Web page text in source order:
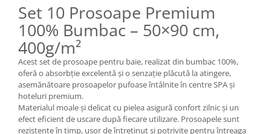
Set 10 Prosoape Premium
100% Bumbac – 50×90 cm,
400g/m²
Acest set de prosoape pentru baie, realizat din bumbac 100%,
oferă o absorbție excelentă și o senzație plăcută la atingere,
asemănătoare prosoapelor pufoase întâlnite în centre SPA și
hoteluri premium.
Materialul moale și delicat cu pielea asigură confort zilnic și un
efect eficient de uscare după fiecare utilizare. Prosoapele sunt
rezistente în timp, ușor de întreținut și potrivite pentru întreaga